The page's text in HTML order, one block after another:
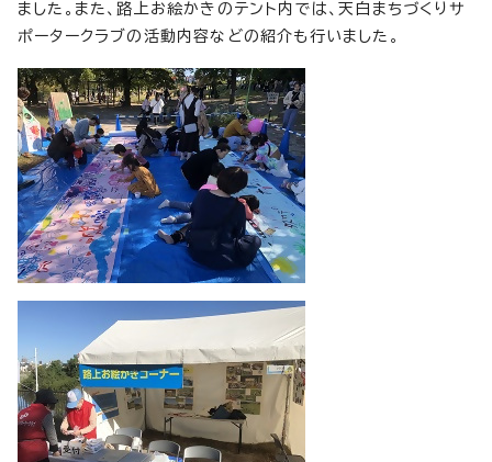
ました。また、路上お絵かきのテント内では、天白まちづくりサ
ポータークラブの活動内容などの紹介も行いました。